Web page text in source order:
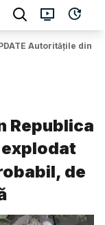
Autoritățile din
Republica
de